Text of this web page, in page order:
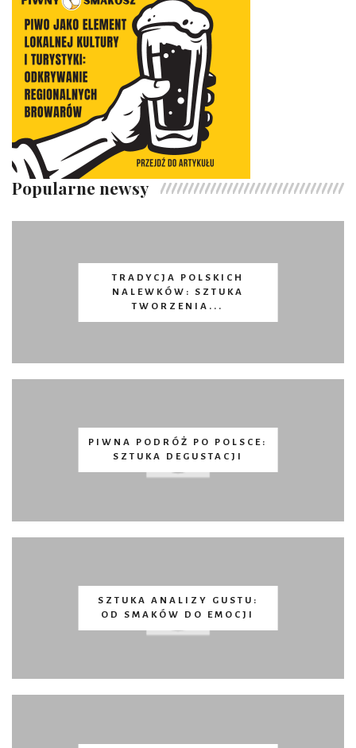
Popularne newsy
TRADYCJA POLSKICH
NALEWKÓW: SZTUKA
TWORZENIA...
PIWNA PODRÓŻ PO POLSCE:
SZTUKA DEGUSTACJI
SZTUKA ANALIZY GUSTU:
OD SMAKÓW DO EMOCJI